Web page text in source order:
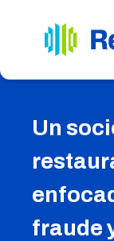
Un
fraude